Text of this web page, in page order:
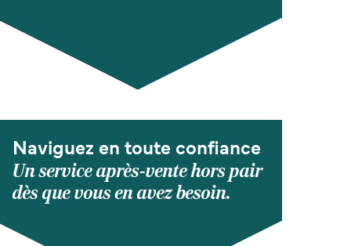
Naviguez en toute confiance
Un service après-vente hors pair
dès que vous en avez besoin.